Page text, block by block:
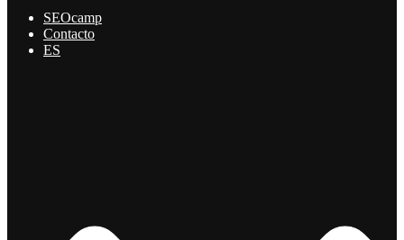
SEOcamp
Contacto
ES